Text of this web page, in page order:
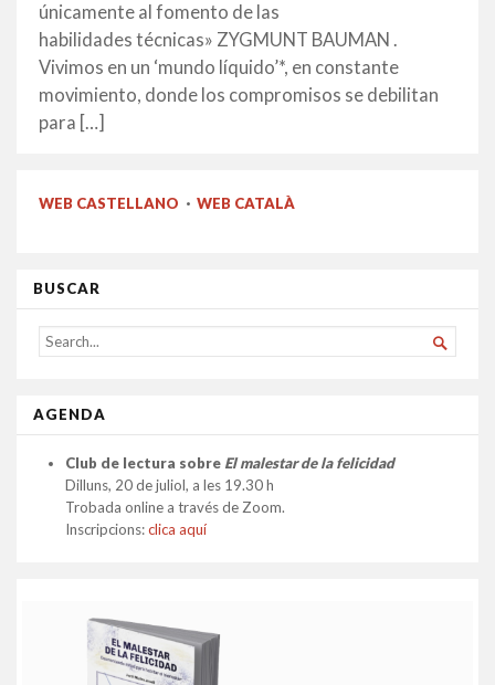
únicamente al fomento de las
habilidades técnicas» ZYGMUNT BAUMAN .
Vivimos en un ‘mundo líquido’*, en constante
movimiento, donde los compromisos se debilitan
para […]
WEB CASTELLANO · WEB CATALÀ
BUSCAR
SEARCH
FOR...

AGENDA
Club de lectura sobre El malestar de la felicidad
Dilluns, 20 de juliol, a les 19.30 h
Trobada online a través de Zoom.
Inscripcions:clica aquí